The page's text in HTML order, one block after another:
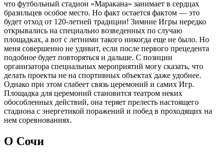
что футбольный стадион «Маракана» занимает в сердцах
бразильцев особое место. Но факт остается фактом — это
будет отход от 120-летней традиции! Зимние Игры нередко
открывались на специально возведенных по случаю
площадках, а вот с летними такого никогда еще не было. Но
меня совершенно не удивит, если после первого прецедента
подобное будет повторяться и дальше. С позиции
организатора специальных мероприятий могу сказать, что
делать проекты не на спортивных объектах даже удобнее.
Однако при этом слабеет связь церемоний и самих Игр.
Площадка для церемоний становится театром неких
обособленных действий, она теряет прелесть настоящего
стадиона с энергетикой поражений и побед в проходящих на
нем соревнованиях.
О Сочи